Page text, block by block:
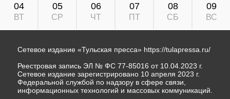
04
ВТ
05
СР
06
ЧТ
07
ПТ
08
СБ
09
ВС
Сетевое издание «Тульская пресса» https://tulapressa.ru/
Реестровая запись ЭЛ № ФС 77-85016 от 10.04.2023 г.
Сетевое издание зарегистрировано 10 апреля 2023 г.
Федеральной службой по надзору в сфере связи,
информационных технологий и массовых коммуникаций.